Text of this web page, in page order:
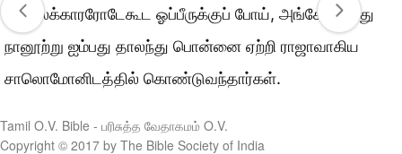
வேலைக்காரரோடேகூட ஓப்பீருக்குப் போய், அங்கேயிருந்து
நானூற்று ஐம்பது தாலந்து பொன்னை ஏற்றி ராஜாவாகிய
சாலொமோனிடத்தில் கொண்டுவந்தார்கள்.
Tamil O.V. Bible - பரிசுத்த வேதாகமம் O.V.
Copyright © 2017 by The Bible Society of India